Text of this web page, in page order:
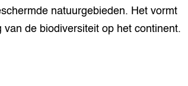
natuurgebieden. Het vormt
de biodiversiteit op het continent.